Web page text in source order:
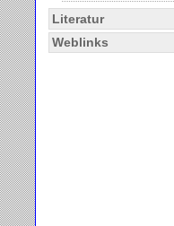
Literatur
Weblinks